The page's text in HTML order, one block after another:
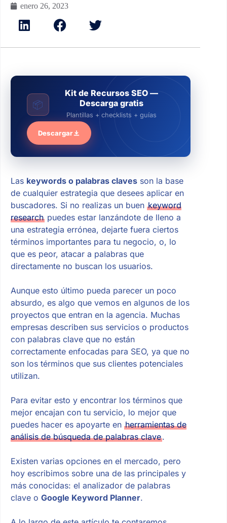
enero 26, 2023
📦
Kit de Recursos SEO —
Descarga gratis
Plantillas + checklists + guías
Descargar
Las keywords o palabras clavesson la base
de cualquier estrategia que desees aplicar en
buscadores. Si no realizas un buen keyword
researchpuedes estar lanzándote de lleno a
una estrategia errónea, dejarte fuera ciertos
términos importantes para tu negocio, o, lo
que es peor, atacar a palabras que
directamente no buscan los usuarios.
Aunque esto último pueda parecer un poco
absurdo, es algo que vemos en algunos de los
proyectos que entran en la agencia. Muchas
empresas describen sus servicios o productos
con palabras clave que no están
correctamente enfocadas para SEO, ya que no
son los términos que sus clientes potenciales
utilizan.
Para evitar esto y encontrar los términos que
mejor encajan con tu servicio, lo mejor que
puedes hacer es apoyarte en herramientas de
análisis de búsqueda de palabras clave.
Existen varias opciones en el mercado, pero
hoy escribimos sobre una de las principales y
más conocidas: el analizador de palabras
clave o Google Keyword Planner.